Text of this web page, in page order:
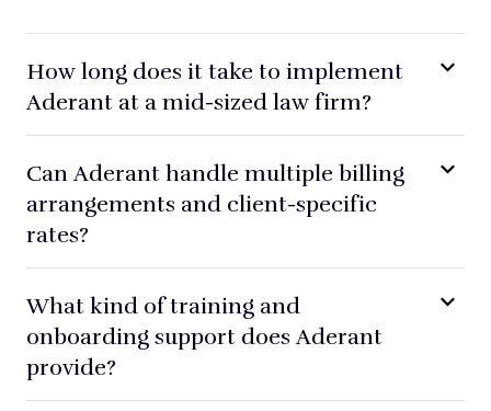
How long does it take to implement
Aderant at a mid-sized law firm?
Can Aderant handle multiple billing
arrangements and client-specific
rates?
What kind of training and
onboarding support does Aderant
provide?